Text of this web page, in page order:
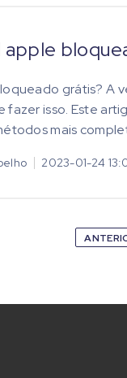
grátis? A
isso. Este
mais
2023-01-24